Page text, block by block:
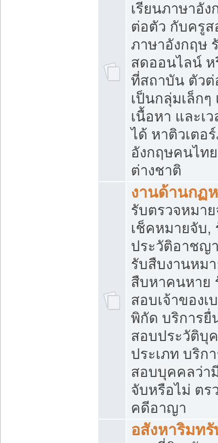
เรียนภาษาอัง
ต่อตัว กับครูส
ภาษาอังกฤษ
สดออนไลน์ ห
ที่สถาบัน ตัวต่
เป็นกลุ่มเล็กๆ
เนื้อหา และเว
ได้ หาติวเตอ
อังกฤษคนไท
ต่างชาติ
งานด้านกฏ
รับตรวจหมา
เช็คหมายจับ,
ประวัติอาชญ
รับสืบงานหม
สืบหาคนหาย
สอบเจ้าของเ
พิกัด บริการยื่
สอบประวัติบุ
ประเภท บริก
สอบบุคคลว่า
จับหรือไม่ ตร
คดีอาญา
อสังหาริมท